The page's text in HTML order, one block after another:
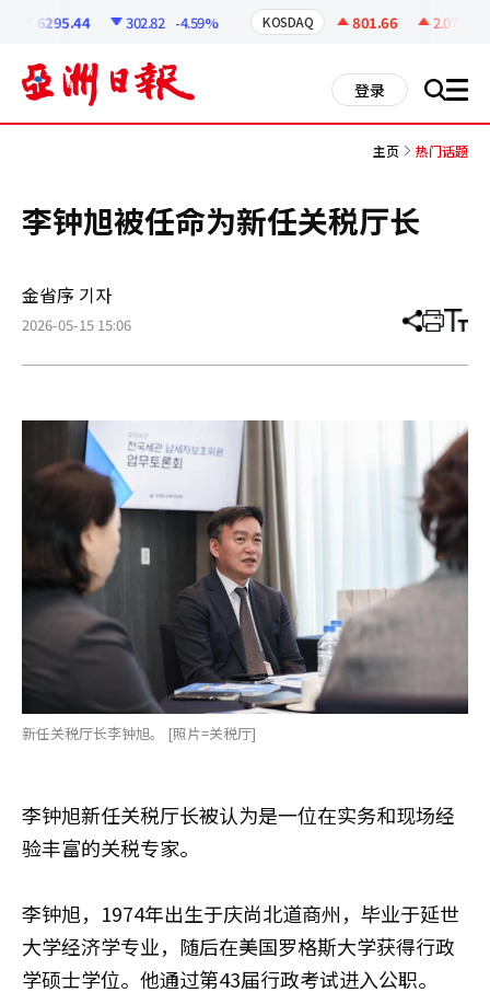
6295.44 302.82 -4.59% KOSDAQ 801.66 2.07
登录 搜 all
主页 热门话题
李钟旭被任命为新任关税厅长
金省序 기자
2026-05-15 15:06 分
章
打 调
小
新任关税厅长李钟旭。 [照片=关税厅]
李钟旭新任关税厅长被认为是一位在实务和现场经
验丰富的关税专家。
李钟旭，1974年出生于庆尚北道商州，毕业于延世
大学经济学专业，随后在美国罗格斯大学获得行政
学硕士学位。他通过第43届行政考试进入公职。